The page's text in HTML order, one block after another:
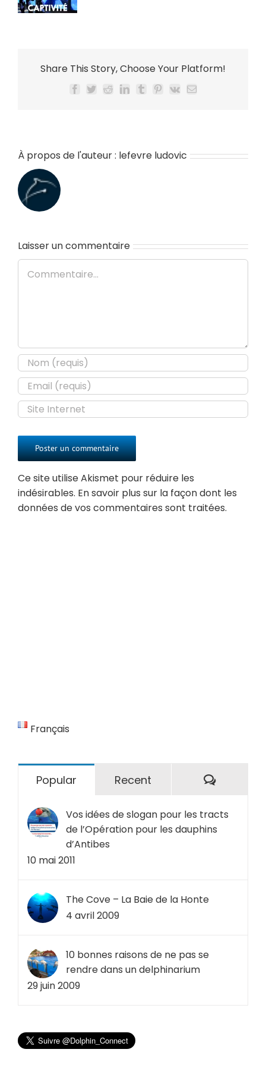
Share This Story, Choose Your Platform!
Facebook
TwitterRedditLinkedIn
TumblrPinterest
Vk Email
À propos de l'auteur : lefevre ludovic
Laisser un commentaire
Commentaire
Ce site utilise Akismet pour réduire les
indésirables. En savoir plus sur la façon dont les
données de vos commentaires sont traitées.
Français
Popular Recent
Vos idées de slogan pour les tracts
de l’Opération pour les dauphins
d’Antibes
10 mai 2011
The Cove – La Baie de la Honte
4 avril 2009
10 bonnes raisons de ne pas se
rendre dans un delphinarium
29 juin 2009